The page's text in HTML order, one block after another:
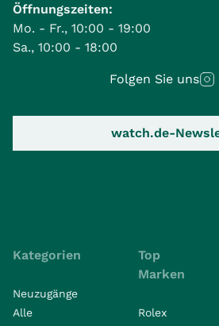
Öffnungszeiten:
Mo. - Fr., 10:00 - 19:00
Sa., 10:00 - 18:00
Folgen Sie uns
watch.de-
Kategorien
Neuzugänge
Alle
Top
Marken
Rolex